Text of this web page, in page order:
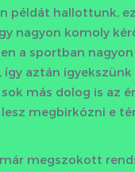
példát hallottunk,
nagyon komoly
a sportban
így aztán
más dolog is az
megbirkózni e
megszokott